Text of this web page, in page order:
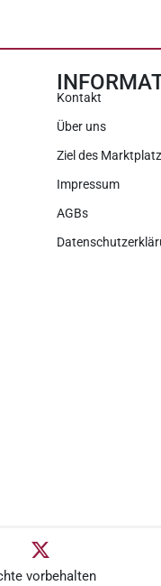
Kontakt
Über uns
Ziel des
Impressum
AGBs
vorbehalten